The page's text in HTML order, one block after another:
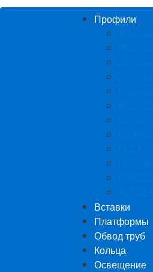
Профили
Вставки
Платформы
Обвод труб
Кольца
Освещение